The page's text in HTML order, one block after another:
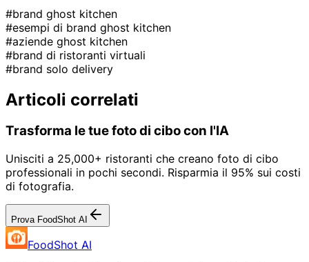
#brand ghost kitchen
#esempi di brand ghost kitchen
#aziende ghost kitchen
#brand di ristoranti virtuali
#brand solo delivery
Articoli correlati
Trasforma le tue foto di cibo con l'IA
Unisciti a 25,000+ ristoranti che creano foto di cibo
professionali in pochi secondi. Risparmia il 95% sui costi
di fotografia.
Prova FoodShot AI
FoodShot AI